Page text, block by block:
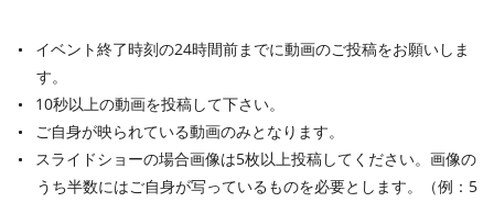
イベント終了時刻の24時間前までに動画のご投稿をお願いしま
す。
10秒以上の動画を投稿して下さい。
ご自身が映られている動画のみとなります。
スライドショーの場合画像は5枚以上投稿してください。画像の
うち半数にはご自身が写っているものを必要とします。（例：5